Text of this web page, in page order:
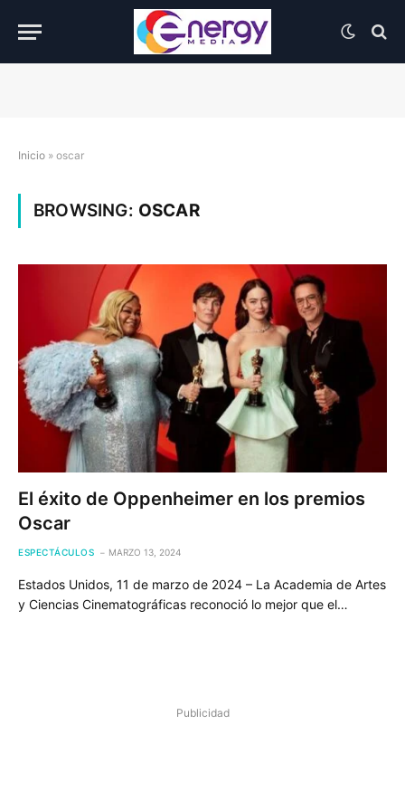
Inicio » oscar
BROWSING: OSCAR
El éxito de Oppenheimer en los premios
Oscar
ESPECTÁCULOS MARZO 13, 2024
Estados Unidos, 11 de marzo de 2024 – La Academia de Artes
y Ciencias Cinematográficas reconoció lo mejor que el…
Publicidad